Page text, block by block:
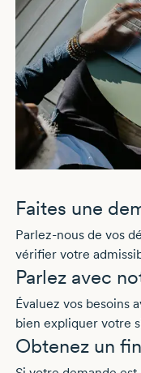
Faites une
Parlez-nous de vos
vérifier votre
Parlez avec
Évaluez vos besoins
bien expliquer votre
Obtenez un